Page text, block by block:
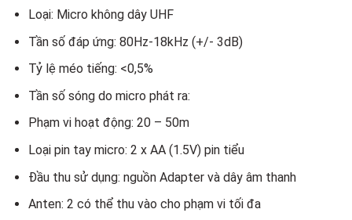
Loại: Micro không dây UHF
Tần số đáp ứng: 80Hz-18kHz (+/- 3dB)
Tỷ lệ méo tiếng: <0,5%
Tần số sóng do micro phát ra:
Phạm vi hoạt động: 20 – 50m
Loại pin tay micro: 2 x AA (1.5V) pin tiểu
Đầu thu sử dụng: nguồn Adapter và dây âm thanh
Anten: 2 có thể thu vào cho phạm vi tối đa